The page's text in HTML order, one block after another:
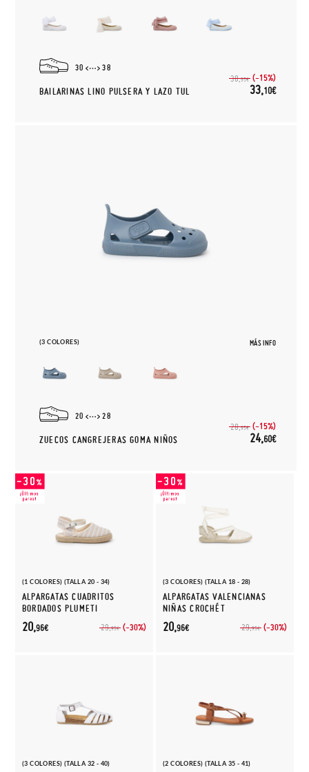
30 38
BAILARINAS LINO PULSERA Y LAZO TUL
38,95€ (-15%)
33,10€
(3 COLORES) MÁS INFO
20 28
ZUECOS CANGREJERAS GOMA NIÑOS
28,95€ (-15%)
24,60€
(1 COLORES) (TALLA 20 - 34)
ALPARGATAS CUADRITOS
BORDADOS PLUMETI
29,95€ (-30%)
20,96€
(3 COLORES) (TALLA 18 - 28)
ALPARGATAS VALENCIANAS
NIÑAS CROCHÉT
29,95€ (-30%)
20,96€
(3 COLORES) (TALLA 32 - 40) (2 COLORES) (TALLA 35 - 41)